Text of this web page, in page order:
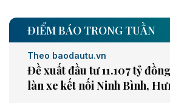
ĐIỂM BÁO TRONG TUẦN
Theo baodautu.vn
Đề xuất đầu tư 11.107 tỷ
làn xe kết nối Ninh Bình,